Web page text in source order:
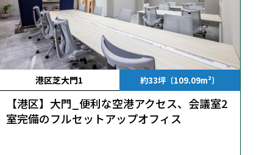
港区芝大門1 約33坪〔109.09m²〕
【港区】大門_便利な空港アクセス、会議室2
室完備のフルセットアップオフィス